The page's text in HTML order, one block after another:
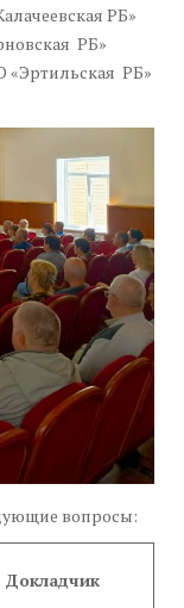
РБ»
РБ»
«Эртильская РБ»
вопросы:
Докладчик